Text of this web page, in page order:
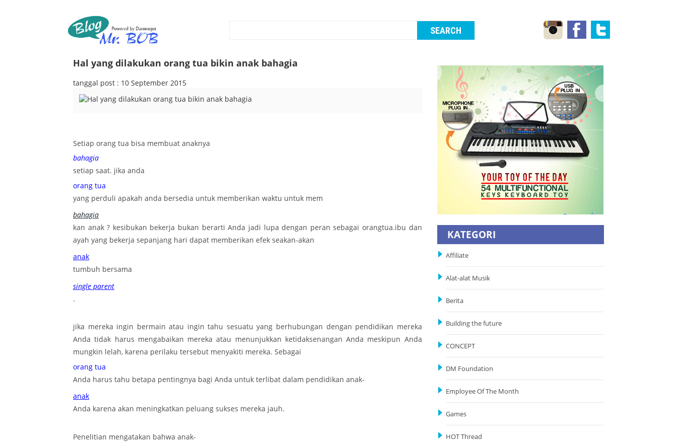
Hal yang dilakukan orang tua bikin anak bahagia
tanggal post : 10 September 2015
Setiap orang tua bisa membuat anaknya
bahagia
setiap saat. jika anda
orang tua
yang perduli apakah anda bersedia untuk memberikan waktu untuk mem
bahagia
kan anak ? kesibukan bekerja bukan berarti Anda jadi lupa dengan peran sebagai orangtua.ibu dan
ayah yang bekerja sepanjang hari dapat memberikan efek seakan-akan
anak
tumbuh bersama
single parent
.
jika mereka ingin bermain atau ingin tahu sesuatu yang berhubungan dengan pendidikan mereka
Anda tidak harus mengabaikan mereka atau menunjukkan ketidaksenangan Anda meskipun Anda
mungkin lelah, karena perilaku tersebut menyakiti mereka. Sebagai
orang tua
Anda harus tahu betapa pentingnya bagi Anda untuk terlibat dalam pendidikan anak-
anak
Anda karena akan meningkatkan peluang sukses mereka jauh.
Penelitian mengatakan bahwa anak-
KATEGORI
Affiliate
Alat-alat Musik
Berita
Building the future
CONCEPT
DM Foundation
Employee Of The Month
Games
HOT Thread